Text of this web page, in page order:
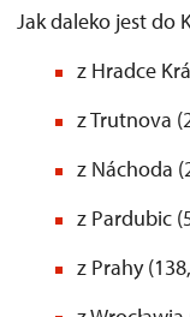
Jak daleko jest do
z Hradce
z Trutnova
z Náchoda
z Pardubic
z Prahy